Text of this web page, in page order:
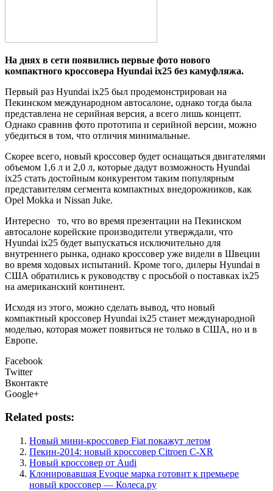
Нa дняx в сети появились первые фото нового
компактного кроссовера Hyundai ix25 без камуфляжа.
Первый раз Hyundai ix25 был продемонстрирован на
Пекинском международном автосалоне, однако тогда была
представлена не серийная версия, а всего лишь концепт.
Однако сравнив фото прототипа и серийной версии, можно
убедиться в том, что отличия минимальные.
Скорее всего, новый кроссовер будет оснащаться двигателями
объемом 1,6 л и 2,0 л, которые дадут возможность Hyundai
ix25 стать достойным конкурентом таким популярным
представителям сегмента компактных внедорожников, как
Opel Mokka и Nissan Juke.
Интересно то, что во время презентации на Пекинском
автосалоне корейские производители утверждали, что
Hyundai ix25 будет выпускаться исключительно для
внутреннего рынка, однако кроссовер уже видели в Швеции
во время ходовых испытаний. Кроме того, дилеры Hyundai в
США обратились к руководству с просьбой о поставках ix25
на американский континент.
Исходя из этого, можно сделать вывод, что новый
компактный кроссовер Hyundai ix25 станет международной
моделью, которая может появиться не только в США, но и в
Европе.
Facebook
Twitter
Вконтакте
Google+
Related posts:
Новый мини-кроссовер Fiat покажут летом
Пекин-2014: новый кроссовер Citroen C-XR
Новый кроссовер от Audi
Клонировавшая Evoque марка готовит к премьере
новый кроссовер — Колеса.ру